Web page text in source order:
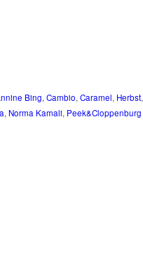
Bing, Cambio, Caramel, Herbst,
, Norma Kamali, Peek&Cloppenburg